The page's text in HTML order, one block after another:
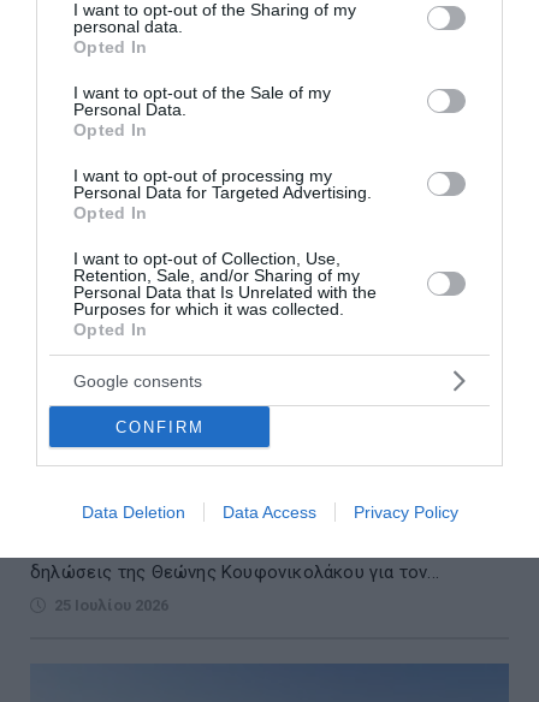
not limited to your visit or usage behaviour. You may click to
grant or deny consent to Google and its third-party tags to
use your data for below specified purposes in below Google
consent section.
I want to opt-out of the Sharing of my
personal data.
Opted In
I want to opt-out of the Sale of my
Personal Data.
Opted In
I want to opt-out of processing my
Personal Data for Targeted Advertising.
Opted In
I want to opt-out of Collection, Use,
Retention, Sale, and/or Sharing of my
Personal Data that Is Unrelated with the
Purposes for which it was collected.
Opted In
Google consents
CONFIRM
Data Deletion Data Access Privacy Policy
Δρυμιώτης: «Η Νέα Δημοκρατία θα είναι ξανά
κυβέρνηση» – Σφοδρή επίθεση κατά της
Θεώνης Κουφονικολάκου για τον Νετανιάχου
σχηματίσει ξανά κυβέρνηση, σχολίασε τις
δηλώσεις της Θεώνης Κουφονικολάκου για τον...
25 Ιουλίου 2026